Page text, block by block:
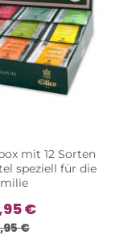
mit 12 Sorten
speziell für die
€
€